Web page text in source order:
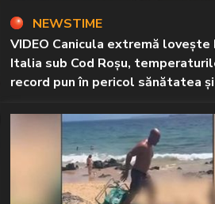
NEWSTIME
VIDEO Canicula extremă lovește
Italia sub Cod Roșu,
record pun în pericol sănătatea